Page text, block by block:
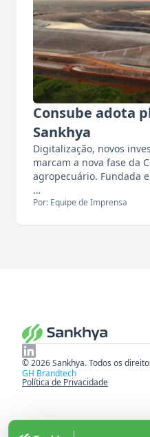
Consube adota
Sankhya
Digitalização, novos
marcam a nova fase da
agropecuário. Fundada
…
Por: Equipe de Imprensa
© 2026 Sankhya. Todos os
GH Brandtech
Política de Privacidade